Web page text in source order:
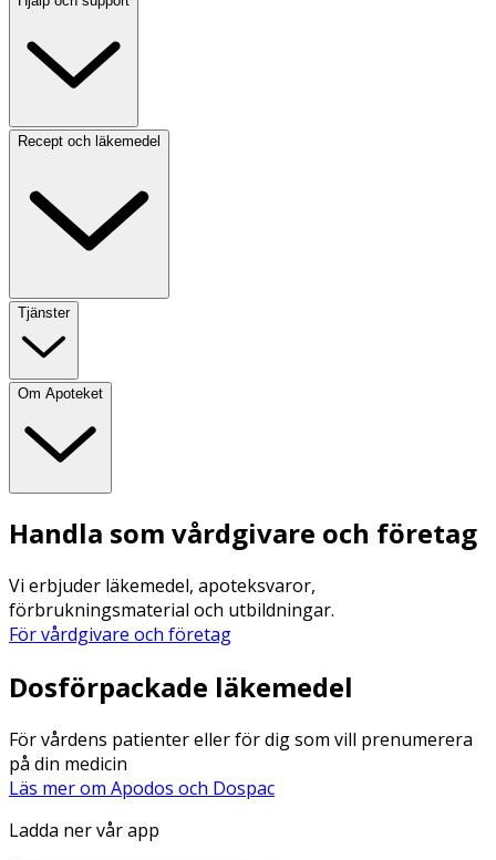
Recept och läkemedel
Tjänster
Om Apoteket
Handla som vårdgivare och företag
Vi erbjuder läkemedel, apoteksvaror,
förbrukningsmaterial och utbildningar.
För vårdgivare och företag
Dosförpackade läkemedel
För vårdens patienter eller för dig som vill prenumerera
på din medicin
Läs mer om Apodos och Dospac
Ladda ner vår app